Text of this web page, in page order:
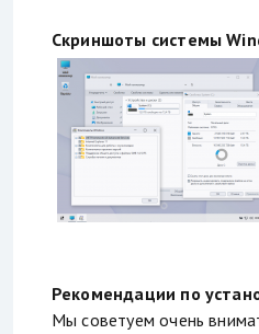
Скриншоты системы
Рекомендации по
Мы советуем очень